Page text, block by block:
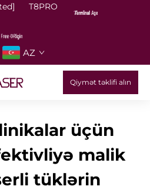
T8PRO
AZ
Qiymət təklifi alın
üçün
malik
tüklərin